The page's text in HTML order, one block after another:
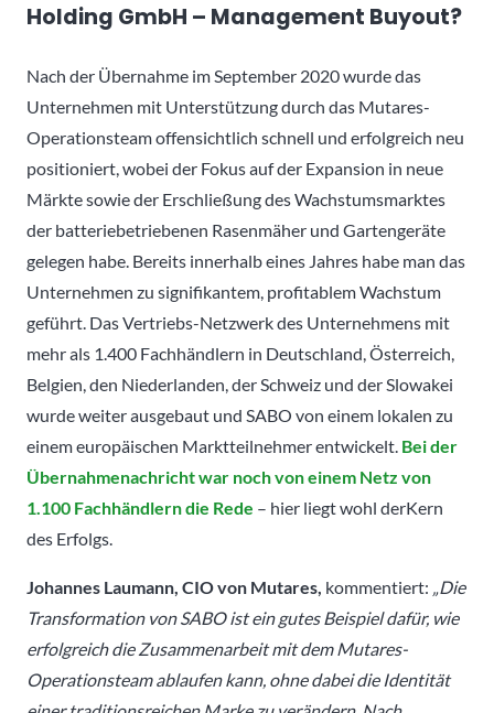
Holding GmbH – Management Buyout?
Nach der Übernahme im September 2020 wurde das
Unternehmen mit Unterstützung durch das Mutares-
Operationsteam offensichtlich schnell und erfolgreich neu
positioniert, wobei der Fokus auf der Expansion in neue
Märkte sowie der Erschließung des Wachstumsmarktes
der batteriebetriebenen Rasenmäher und Gartengeräte
gelegen habe. Bereits innerhalb eines Jahres habe man das
Unternehmen zu signifikantem, profitablem Wachstum
geführt. Das Vertriebs-Netzwerk des Unternehmens mit
mehr als 1.400 Fachhändlern in Deutschland, Österreich,
Belgien, den Niederlanden, der Schweiz und der Slowakei
wurde weiter ausgebaut und SABO von einem lokalen zu
einem europäischen Marktteilnehmer entwickelt. Bei der
Übernahmenachricht war noch von einem Netz von
1.100 Fachhändlern die Rede – hier liegt wohl derKern
des Erfolgs.
Johannes Laumann, CIO von Mutares, kommentiert: „Die
Transformation von SABO ist ein gutes Beispiel dafür, wie
erfolgreich die Zusammenarbeit mit dem Mutares-
Operationsteam ablaufen kann, ohne dabei die Identität